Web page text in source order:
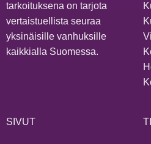
tarkoituksena on tarjota
vertaistuellista seuraa
yksinäisille vanhuksille
kaikkialla Suomessa.
SIVUT